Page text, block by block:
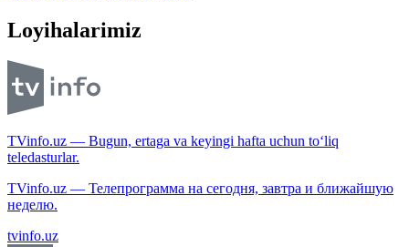
Loyihalarimiz
TVinfo.uz — Bugun, ertaga va keyingi hafta uchun to‘liq
teledasturlar.
TVinfo.uz — Телепрограмма на сегодня, завтра и ближайшую
неделю.
tvinfo.uz